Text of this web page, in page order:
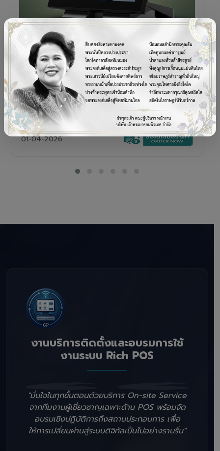
POS TERMINAL
SENOR V+5s
เครื่อง POS All-in-One Touch Screen ดีไซน์พรีเมียม
01-04-2026
งานบริการติดตั้งและอบรมการใช้
งานระบบ Rich POS
"มั่นใจในทุกขั้นตอนด้วยบริการ On-site Service
จากทีมงานผู้เชี่ยวชาญเฉพาะด้าน POS พร้อมจัด
อบรมเชิงปฏิบัติการถึงสถานประกอบการ เพื่อ
ให้การเปลี่ยนผ่านสู่ระบบดิจิทัลเป็นไปอย่างราบรื่น"